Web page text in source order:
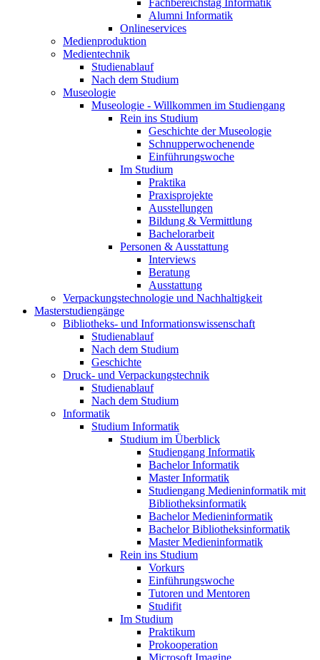
Fachbereichstag Informatik
Alumni Informatik
Onlineservices
Medienproduktion
Medientechnik
Studienablauf
Nach dem Studium
Museologie
Museologie - Willkommen im Studiengang
Rein ins Studium
Geschichte der Museologie
Schnupperwochenende
Einführungswoche
Im Studium
Praktika
Praxisprojekte
Ausstellungen
Bildung & Vermittlung
Bachelorarbeit
Personen & Ausstattung
Interviews
Beratung
Ausstattung
Verpackungstechnologie und Nachhaltigkeit
Masterstudiengänge
Bibliotheks- und Informationswissenschaft
Studienablauf
Nach dem Studium
Geschichte
Druck- und Verpackungstechnik
Studienablauf
Nach dem Studium
Informatik
Studium Informatik
Studium im Überblick
Studiengang Informatik
Bachelor Informatik
Master Informatik
Studiengang Medieninformatik mit
Bibliotheksinformatik
Bachelor Medieninformatik
Bachelor Bibliotheksinformatik
Master Medieninformatik
Rein ins Studium
Vorkurs
Einführungswoche
Tutoren und Mentoren
Studifit
Im Studium
Praktikum
Prokooperation